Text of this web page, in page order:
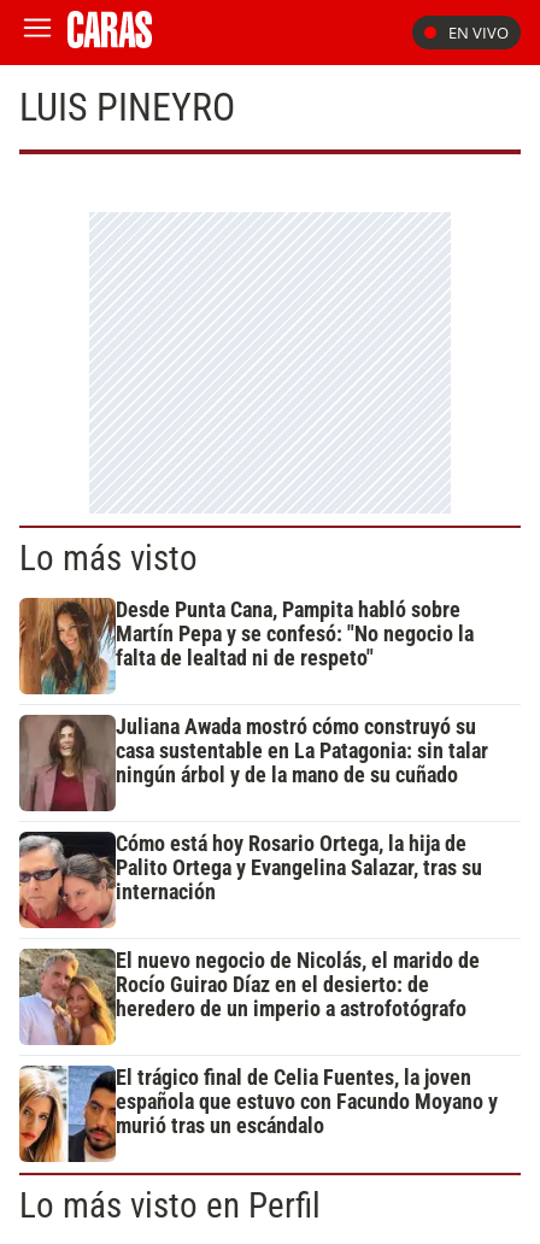
EN VIVO
LUIS PINEYRO
Lo más visto
Desde Punta Cana, Pampita habló sobre
Martín Pepa y se confesó: "No negocio la
falta de lealtad ni de respeto"
Juliana Awada mostró cómo construyó su
casa sustentable en La Patagonia: sin talar
ningún árbol y de la mano de su cuñado
Cómo está hoy Rosario Ortega, la hija de
Palito Ortega y Evangelina Salazar, tras su
internación
El nuevo negocio de Nicolás, el marido de
Rocío Guirao Díaz en el desierto: de
heredero de un imperio a astrofotógrafo
El trágico final de Celia Fuentes, la joven
española que estuvo con Facundo Moyano y
murió tras un escándalo
Lo más visto en Perfil